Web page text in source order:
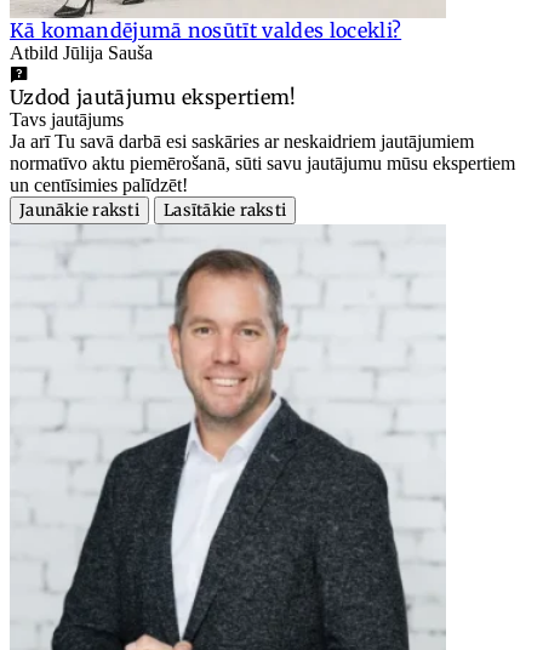
Kā komandējumā nosūtīt valdes locekli?
Atbild Jūlija Sauša
Uzdod jautājumu ekspertiem!
Tavs jautājums
Ja arī Tu savā darbā esi saskāries ar neskaidriem jautājumiem
normatīvo aktu piemērošanā, sūti savu jautājumu mūsu ekspertiem
un centīsimies palīdzēt!
Jaunākie raksti
Lasītākie raksti